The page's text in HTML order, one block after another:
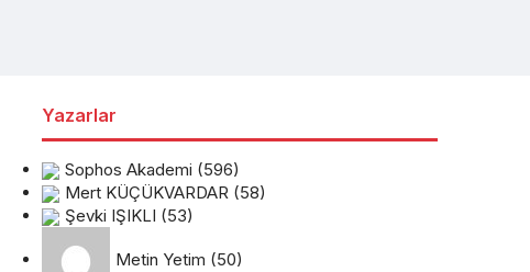
Yazarlar
Sophos Akademi (596)
Mert KÜÇÜKVARDAR (58)
Şevki IŞIKLI (53)
Metin Yetim (50)